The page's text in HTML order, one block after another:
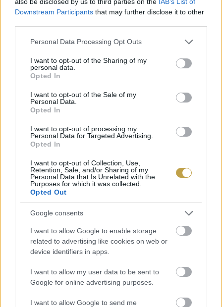
Downstream Participants that may further disclose it to other
Please note that this website/app uses one or more Google
not limited to your visit or usage behaviour. You may click to
grant or deny consent to Google and its third-party tags to
use your data for below specified purposes in below Google
consent section.
Personal Data Processing Opt Outs
I want to opt-out of the Sharing of my
personal data.
Opted In
I want to opt-out of the Sale of my
Personal Data.
Opted In
I want to opt-out of processing my
Personal Data for Targeted Advertising.
Opted In
I want to opt-out of Collection, Use,
Retention, Sale, and/or Sharing of my
Personal Data that Is Unrelated with the
Purposes for which it was collected.
Opted Out
Google consents
I want to allow Google to enable storage
related to advertising like cookies on web or
device identifiers in apps.
I want to allow my user data to be sent to
Google for online advertising purposes.
I want to allow Google to send me
alapanyagokat (vagy egy speciális konyhai
eszközt. Ez valódi kíváncsiságról tanúskodik az
üres bámészkodás helyett.
Címlapfotó:Perry Merrity II/ Unsplash